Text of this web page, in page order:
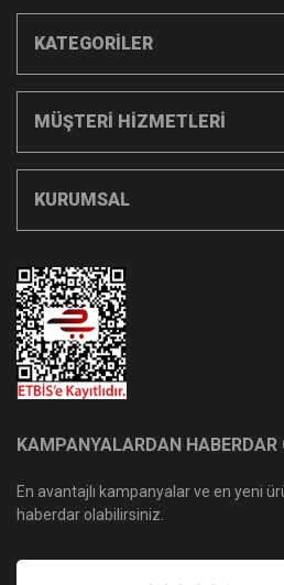
KATEGORİLER
MÜŞTERİ HİZMETLERİ
KURUMSAL
KAMPANYALARDAN HABERDAR
En avantajlı kampanyalar ve en yeni
haberdar olabilirsiniz.